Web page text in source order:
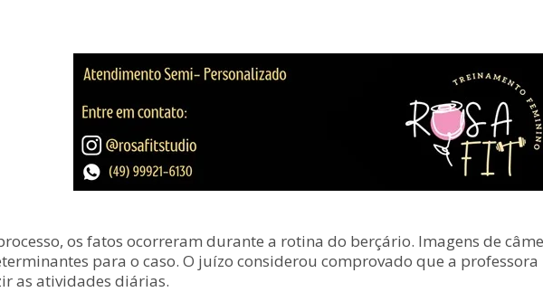
os fatos ocorreram durante a rotina do berçário. Imagens de
para o caso. O juízo considerou comprovado que a
as atividades diárias.